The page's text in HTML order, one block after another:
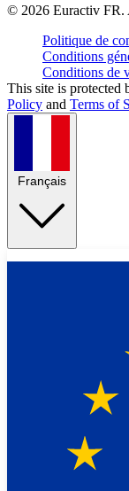
© 2026 Euractiv FR.
Politique de
Conditions
Conditions de
This site is
Policy and Terms of
Français